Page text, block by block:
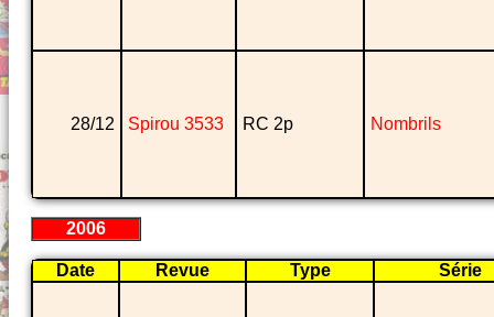
28/12 Spirou 3533 RC 2p Nombrils
2006
Date Revue Type Série